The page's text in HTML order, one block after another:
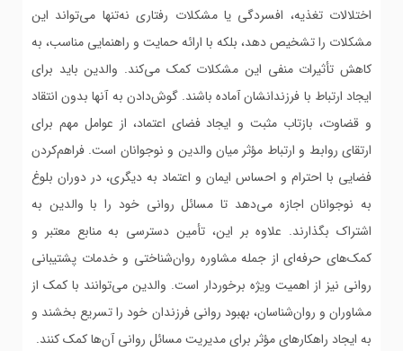
اختلالات تغذیه، افسردگی یا مشکلات رفتاری نه‌تنها می‌تواند این
مشکلات را تشخیص دهد، بلکه با ارائه حمایت و راهنمایی مناسب، به
کاهش تأثیرات منفی این مشکلات کمک می‌کند. والدین باید برای
ایجاد ارتباط با فرزندانشان آماده باشند. گوش‌دادن به آنها بدون انتقاد
و قضاوت، بازتاب مثبت و ایجاد فضای اعتماد، از عوامل مهم برای
ارتقای روابط و ارتباط مؤثر میان والدین و نوجوانان است. فراهم‌کردن
فضایی با احترام و احساس ایمان و اعتماد به دیگری، در دوران بلوغ
به نوجوانان اجازه می‌دهد تا مسائل روانی خود را با والدین به
اشتراک بگذارند. علاوه بر این، تأمین دسترسی به منابع معتبر و
کمک‌های حرفه‌ای از جمله مشاوره روان‌شناختی و خدمات پشتیبانی
روانی نیز از اهمیت ویژه برخوردار است. والدین می‌توانند با کمک از
مشاوران و روان‌شناسان، بهبود روانی فرزندان خود را تسریع بخشند و
به ایجاد راهکارهای مؤثر برای مدیریت مسائل روانی آن‌ها کمک کنند.